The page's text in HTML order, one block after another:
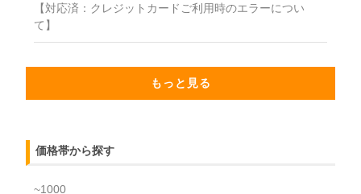
【対応済：クレジットカードご利用時のエラーについ
て】
もっと見る
価格帯から探す
~1000